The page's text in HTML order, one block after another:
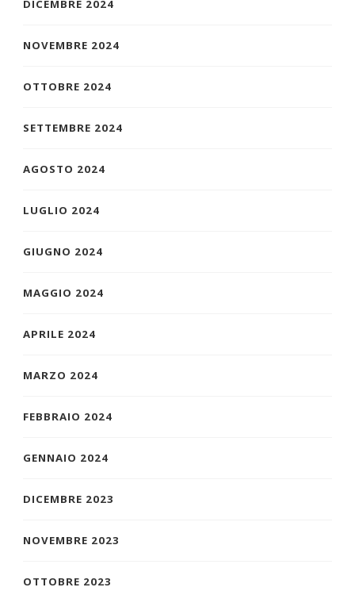
DICEMBRE 2024
NOVEMBRE 2024
OTTOBRE 2024
SETTEMBRE 2024
AGOSTO 2024
LUGLIO 2024
GIUGNO 2024
MAGGIO 2024
APRILE 2024
MARZO 2024
FEBBRAIO 2024
GENNAIO 2024
DICEMBRE 2023
NOVEMBRE 2023
OTTOBRE 2023